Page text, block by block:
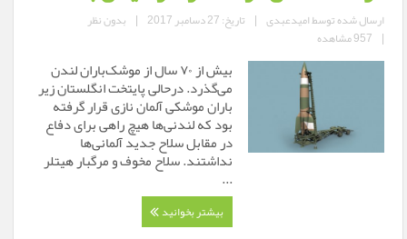
ارسال شده توسطامیدعبدی | تاریخ: 27 دسامبر 2017 | بدون نظر
| 957 مشاهده
بیش از ۷۰ سال از موشک‌باران لندن
می‌گذرد. درحالی پایتخت انگلستان زیر
باران موشکی آلمان نازی قرار گرفته
بود که لندنی‌ها هیچ راهی برای دفاع
در مقابل سلاح جدید آلمانی‌ها
نداشتند. سلاح مخوف و مرگبار هیتلر
...
بیشتر بخوانید